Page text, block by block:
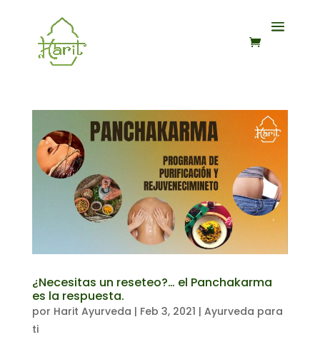
¿Necesitas un reseteo?… el Panchakarma
es la respuesta.
por Harit Ayurveda | Feb 3, 2021 | Ayurveda para
ti